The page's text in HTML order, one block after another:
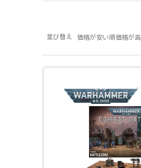
並び替え 価格が安い順価格が